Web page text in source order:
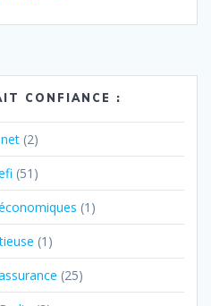
CONFIANCE :
(2)
(51)
(1)
(1)
(25)